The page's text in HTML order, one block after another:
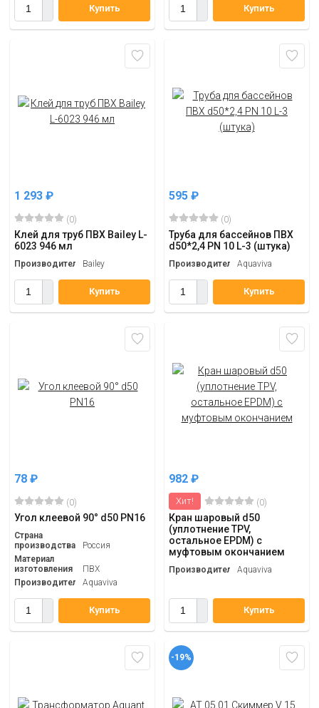
Купить Купить
1 293 ₽
(0)
Клей для труб ПВХ Bailey L-
6023 946 мл
Производитель Bailey
Купить
595 ₽
(0)
Труба для бассейнов ПВХ
d50*2,4 PN 10 L-3 (штука)
Производитель Aquaviva
Купить
78 ₽
(0)
Угол клеевой 90° d50 PN16
Страна
производства
Россия
Материал
изготовления
ПВХ
Производитель Aquaviva
Купить
982 ₽
Хит! (0)
Кран шаровый d50
(уплотнение TPV,
остальное EPDM) с
муфтовым окончанием
Производитель Aquaviva
Купить
-19%